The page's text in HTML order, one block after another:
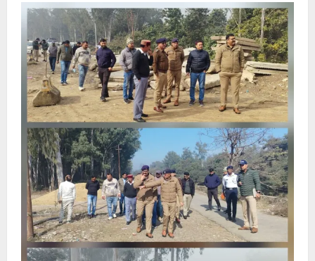
परिवारों
को
जोड़ने
के
लिए
महिला
ऐच्छिक
ब्यूरो
का
प्रयास
हो
रहा
सार्थक